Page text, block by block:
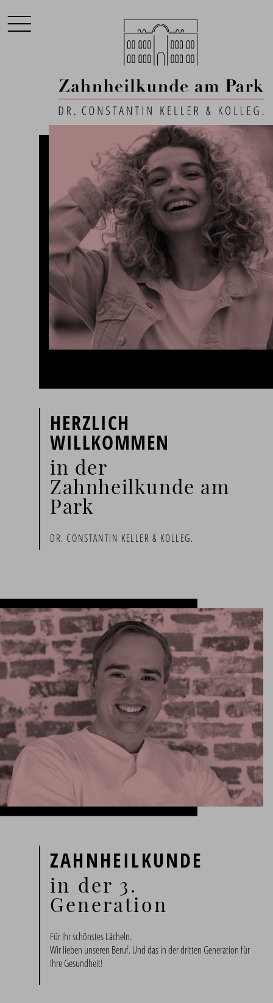
HERZLICH
WILLKOMMEN
in der
Zahnheilkunde am
Park
DR. CONSTANTIN KELLER & KOLLEG.
ZAHNHEILKUNDE
in der 3.
Generation
Für Ihr schönstes Lächeln.
Wir lieben unseren Beruf. Und das in der dritten Generation für
Ihre Gesundheit!